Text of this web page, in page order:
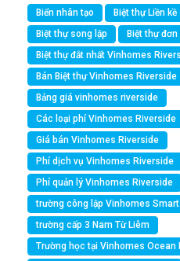
Biển nhân tạo Biệt thự Liền kề
Biệt thự song lập
Biệt thự đơn
Biệt thự đắt nhất Vinhomes
Bán Biệt thự Vinhomes Riverside
Bảng giá vinhomes riverside
Các loại phí Vinhomes Riverside
Giá bán Vinhomes Riverside
Phí dịch vụ Vinhomes Riverside
Phí quản lý Vinhomes Riverside
trường công lập Vinhomes
trường cấp 3 Nam Từ Liêm
Trường học tại Vinhomes Ocean